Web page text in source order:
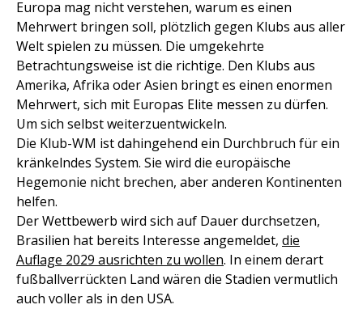
Europa mag nicht verstehen, warum es einen
Mehrwert bringen soll, plötzlich gegen Klubs aus aller
Welt spielen zu müssen. Die umgekehrte
Betrachtungsweise ist die richtige. Den Klubs aus
Amerika, Afrika oder Asien bringt es einen enormen
Mehrwert, sich mit Europas Elite messen zu dürfen.
Um sich selbst weiterzuentwickeln.
Die Klub-WM ist dahingehend ein Durchbruch für ein
kränkelndes System. Sie wird die europäische
Hegemonie nicht brechen, aber anderen Kontinenten
helfen.
Der Wettbewerb wird sich auf Dauer durchsetzen,
Brasilien hat bereits Interesse angemeldet, die
Auflage 2029 ausrichten zu wollen. In einem derart
fußballverrückten Land wären die Stadien vermutlich
auch voller als in den USA.